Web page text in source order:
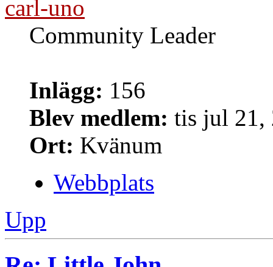
carl-uno
Community Leader
Inlägg: 156
Blev medlem: tis jul 21,
Ort: Kvänum
Webbplats
Upp